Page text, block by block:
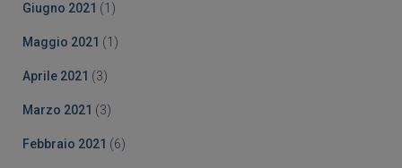
Giugno 2021 (1)
Maggio 2021 (1)
Aprile 2021 (3)
Marzo 2021 (3)
Febbraio 2021 (6)